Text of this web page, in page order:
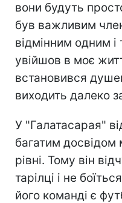
вони будуть
був важливим
відмінним одним
увійшов в моє
встановився
виходить далеко
У "Галатасарая"
багатим досвідом
рівні. Тому він
тарілці і не
його команді є